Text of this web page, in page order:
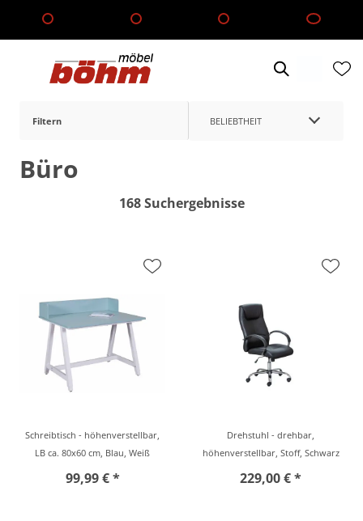
Filtern BELIEBTHEIT
Büro
168 Suchergebnisse
Schreibtisch - höhenverstellbar,
LB ca. 80x60 cm, Blau, Weiß
99,99 € *
Drehstuhl - drehbar,
höhenverstellbar, Stoff, Schwarz
229,00 € *